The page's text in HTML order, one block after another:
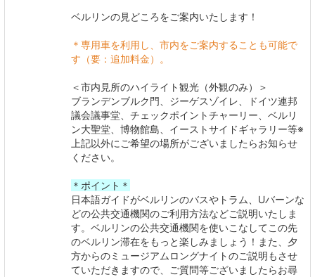
ベルリンの見どころをご案内いたします！
＊専用車を利用し、市内をご案内することも可能で
す（要：追加料金）。
＜市内見所のハイライト観光（外観のみ）＞
ブランデンブルク門、ジーゲスゾイレ、ドイツ連邦
議会議事堂、チェックポイントチャーリー、ベルリ
ン大聖堂、博物館島、イーストサイドギャラリー等※
上記以外にご希望の場所がございましたらお知らせ
ください。
＊ポイント＊
日本語ガイドがベルリンのバスやトラム、Uバーンな
どの公共交通機関のご利用方法などご説明いたしま
す。ベルリンの公共交通機関を使いこなしてこの先
のベルリン滞在をもっと楽しみましょう！また、夕
方からのミュージアムロングナイトのご説明もさせ
ていただきますので、ご質問等ございましたらお尋